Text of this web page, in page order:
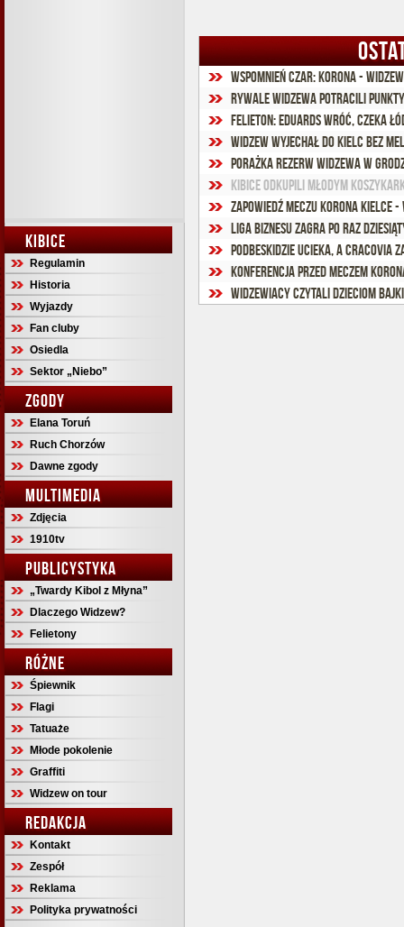
KIBICE
Regulamin
Historia
Wyjazdy
Fan cluby
Osiedla
Sektor „Niebo”
ZGODY
Elana Toruń
Ruch Chorzów
Dawne zgody
MULTIMEDIA
Zdjęcia
1910tv
PUBLICYSTYKA
„Twardy Kibol z Młyna”
Dlaczego Widzew?
Felietony
RÓŻNE
Śpiewnik
Flagi
Tatuaże
Młode pokolenie
Graffiti
Widzew on tour
REDAKCJA
Kontakt
Zespół
Reklama
Polityka prywatności
Wspomnień czar: Korona -
Rywale Widzewa potracili
FELIETON: Eduards wróć, czeka
Widzew wyjechał do Kielc bez
Porażka rezerw Widzewa w
Kibice odkupili młodym
Zapowiedź meczu Korona Kielce -
Liga Biznesu zagra po raz
Podbeskidzie ucieka, a Cracovia
Konferencja przed meczem
Widzewiacy czytali dzieciom bajki